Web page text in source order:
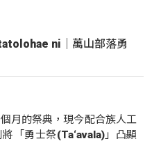
tatolohae ni｜萬山部落勇
月的祭典，現今配合族人工
「勇士祭(Ta‘avala)」凸顯